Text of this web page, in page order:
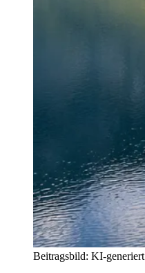
Beitragsbild: KI-generiert